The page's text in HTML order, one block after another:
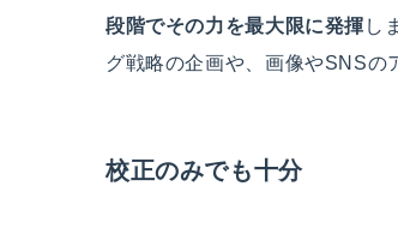
段階でその力を最大限に発揮 し
グ戦略の企画や、画像やSNSの
校正のみでも十分